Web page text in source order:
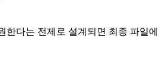
다는 전제로 설계되면 최종 파일